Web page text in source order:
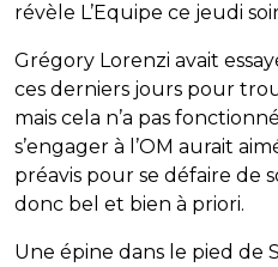
révèle L’Equipe ce jeudi
Grégory Lorenzi avait
ces derniers jours pour
mais cela n’a pas
s’engager à l’OM aurait
préavis pour se défaire de
donc bel et bien à priori.
Une épine dans le pied de